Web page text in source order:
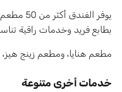
يوفر
بطابع فريد وخدمات راقية
مطعم هنايا، ومطعم زينج
خدمات أخرى متنوعة